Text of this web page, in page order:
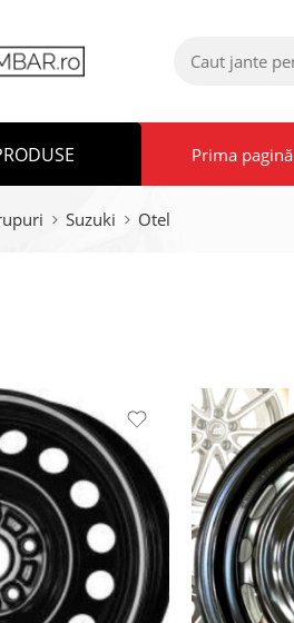
Prima pagină
Suzuki Otel